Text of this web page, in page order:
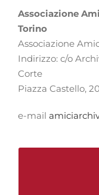
Associazione
Torino
Associazione
Indirizzo: c/o
Corte
Piazza Castello,
e-mail
Modulo di